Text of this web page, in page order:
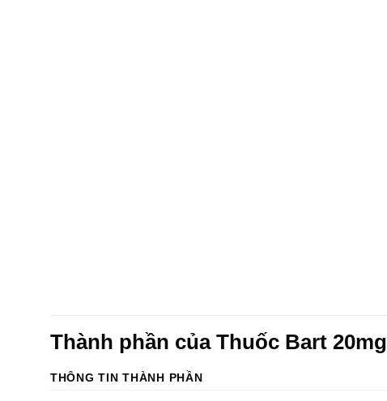
Thành phần của Thuốc Bart 20mg
THÔNG TIN THÀNH PHẦN